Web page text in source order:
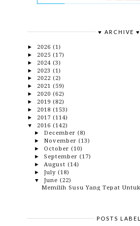
♥ ARCHIVE ♥
► 2026 (1)
► 2025 (17)
► 2024 (3)
► 2023 (1)
► 2022 (2)
► 2021 (59)
► 2020 (62)
► 2019 (82)
► 2018 (153)
► 2017 (114)
▼ 2016 (142)
► December (8)
► November (13)
► October (10)
► September (17)
► August (14)
► July (18)
▼ June (22)
Memilih Susu Yang Tepat
Resep Sosis Solo Gurih
POSTS LABEL